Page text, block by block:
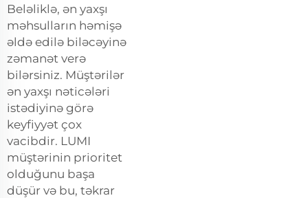
Beləliklə, ən yaxşı
məhsulların həmişə
əldə edilə biləcəyinə
zəmanət verə
bilərsiniz. Müştərilər
ən yaxşı nəticələri
istədiyinə görə
keyfiyyət çox
vacibdir. LUMI
müştərinin prioritet
olduğunu başa
düşür və bu, təkrar